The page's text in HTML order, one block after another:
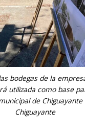
bodegas de la
utilizada como base
de
Chiguayante